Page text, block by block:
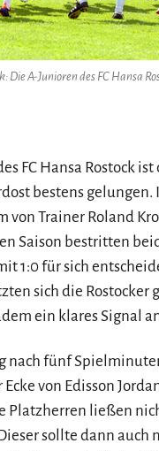
Die A-Junioren des FC
FC Hansa Rostock
bestens gelungen.
von Trainer Roland
Saison bestritten
1:0 für sich
sich die
ein klares Signal
nach fünf
Ecke von Edisson
Platzherren ließen
sollte dann auch